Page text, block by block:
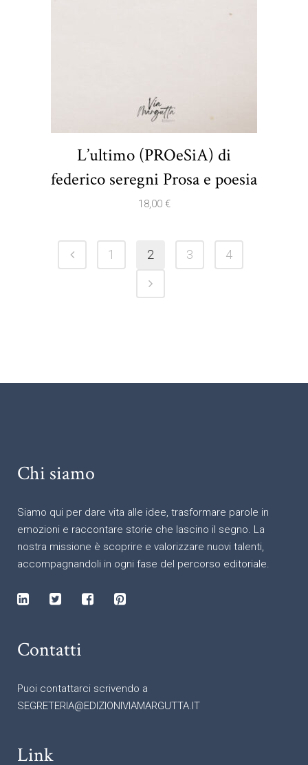
L’ultimo (PROeSiA) di
federico seregni Prosa e poesia
18,00 €
1 2 3 4
Chi siamo
Siamo qui per dare vita alle idee, trasformare parole in
emozioni e raccontare storie che lascino il segno. La
nostra missione è scoprire e valorizzare nuovi talenti,
accompagnandoli in ogni fase del percorso editoriale.
Contatti
Puoi contattarci scrivendo a
SEGRETERIA@EDIZIONIVIAMARGUTTA.IT
Link